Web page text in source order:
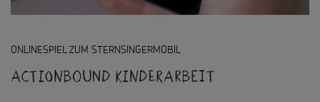
ONLINESPIEL ZUM STERNSINGERMOBIL
Actionbound Kinderarbeit